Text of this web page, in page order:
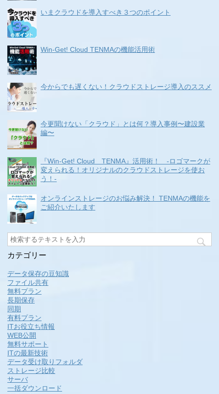
いまクラウドを導入すべき３つのポイント
Win-Get! Cloud TENMAの機能活用術
今からでも遅くない！クラウドストレージ導入のススメ
今更聞けない「クラウド」とは何？導入事例〜建設業
編〜
『Win-Get! Cloud TENMA』活用術！ -ロゴマークが
変えられる！オリジナルのクラウドストレージを使お
う！-
オンラインストレージのお悩み解決！ TENMAの機能を
ご紹介いたします
カテゴリー
データ保存の豆知識
ファイル共有
無料プラン
長期保存
同期
有料プラン
ITお役立ち情報
WEB公開
無料サポート
ITの最新技術
データ受け取りフォルダ
ストレージ比較
サーバ
一括ダウンロード